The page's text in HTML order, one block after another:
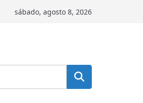
sábado, agosto 8, 2026